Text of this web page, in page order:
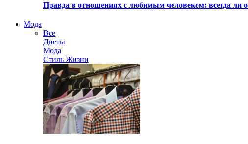
Правда в отношениях с любимым человеком: всегда ли
Мода
Все
Диеты
Мода
Стиль Жизни